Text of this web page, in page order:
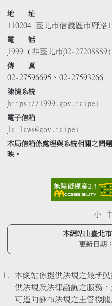
地 址
110204 臺北市信義區市府路
電 話
1999 (非臺北市02-27208889)
傳 真
02-27596695、02-27593266
陳情系統
https://1999.gov.taipei
電子信箱
la_laws@gov.taipei
本局信箱係處理與系統相關之問
映。
小
本網站由臺北
更新日期：
本網站係提供法規之最新
供法規及法律諮詢之服務
可逕向發布法規之主管機關